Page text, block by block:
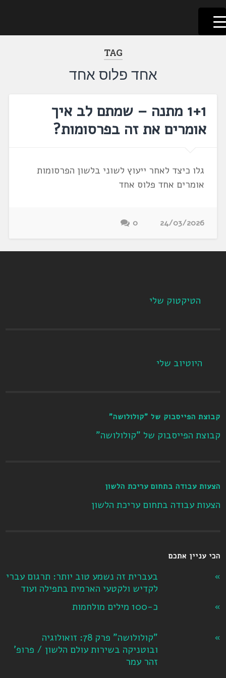
דלג
לתוכן
לשוניאדה
עברית. לשון. שפה
TAG
אחד פלוס אחד
1+1 מתנה – שמתם לב איך
אומרים את זה בפרסומות?
גלו כיצד לאחר ייעוץ לשוני בלשון הפרסומות
אומרים אחד פלוס אחד
24/03/2026
0
הטיקטוק שלי
היוטיוב שלי
קבוצת הפייסבוק של "קולולושה"
קבוצת הפייסבוק של "קולולושה"
הצעות עבודה בתחום עריכת הלשון
הצעות עבודה בתחום עריכת הלשון
הכי עניין אתכם
בעברית זה נשמע טוב יותר: תרגום עברי
לקדיש ולקטעי הארמית בתפילה ועוד
כ-100 מילים מולחמות
"קולולושה" פרק 78: זואולוגיה
ובוטניקה בשירות עולם הלשון / פרופ'
זהר עמר